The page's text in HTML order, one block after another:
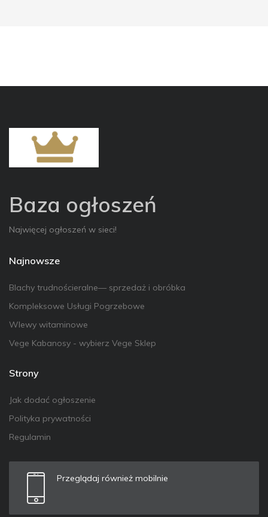
Baza ogłoszeń
Najwięcej ogłoszeń w sieci!
Najnowsze
Blachy trudnościeralne— sprzedaż i obróbka
Kompleksowe Usługi Pogrzebowe
Wlewy witaminowe
Vege Kabanosy - wybierz Vege Sklep
Strony
Jak dodać ogłoszenie
Polityka prywatności
Regulamin
Przeglądaj również mobilnie